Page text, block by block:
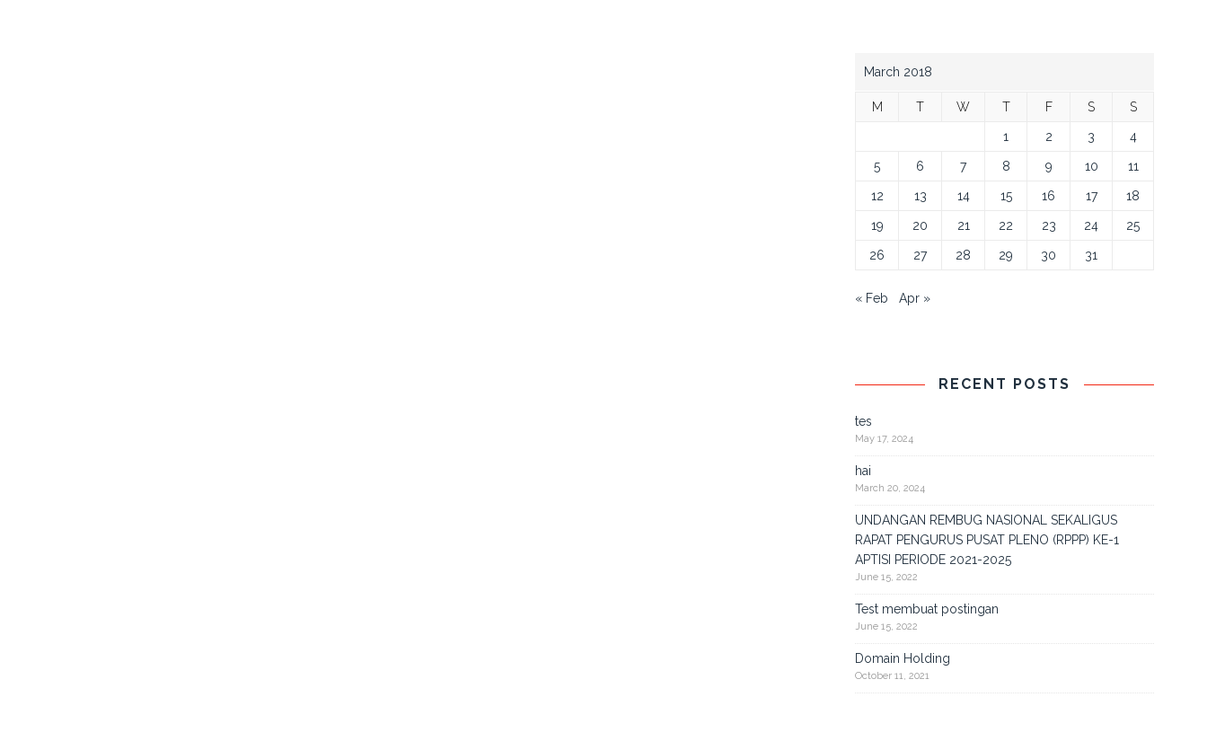
March 2018
M T W T F S S
1 2 3 4
5 6 7 8 9 10 11
12 13 14 15 16 17 18
19 20 21 22 23 24 25
26 27 28 29 30 31
« Feb Apr »
RECENT POSTS
tes
May 17, 2024
hai
March 20, 2024
UNDANGAN REMBUG NASIONAL SEKALIGUS
RAPAT PENGURUS PUSAT PLENO (RPPP) KE-1
APTISI PERIODE 2021-2025
June 15, 2022
Test membuat postingan
June 15, 2022
Domain Holding
October 11, 2021